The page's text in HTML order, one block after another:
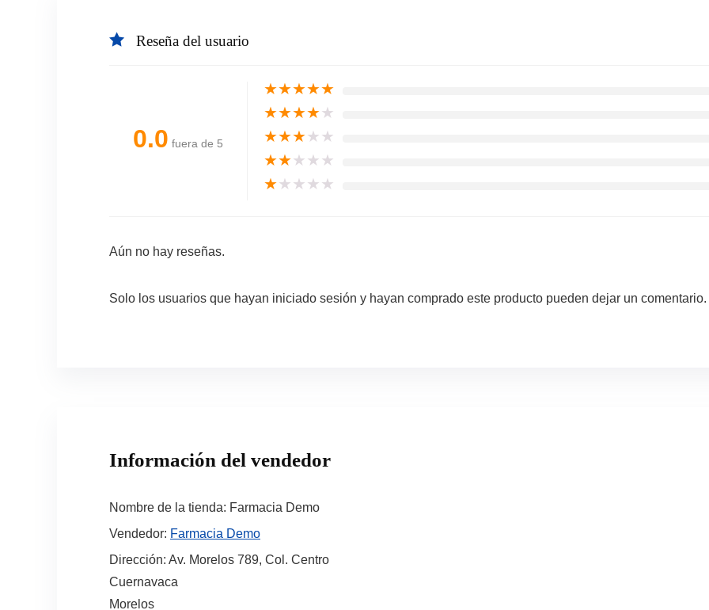
Reseña del usuario
0.0 fuera de 5
★★★★★
★★★★★
★★★★★
★★★★★
★★★★★
Aún no hay reseñas.
Solo los usuarios que hayan iniciado sesión y hayan comprado este producto pueden dejar un comentario.
Información del vendedor
Nombre de la tienda: Farmacia Demo
Vendedor: Farmacia Demo
Dirección: Av. Morelos 789, Col. Centro
Cuernavaca
Morelos